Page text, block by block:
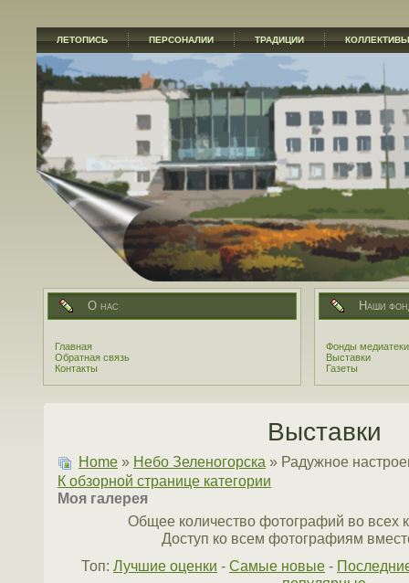
ЛЕТОПИСЬ ПЕРСОНАЛИИ ТРАДИЦИИ КОЛЛЕКТИВЫ
О нас
Главная
Обратная связь
Контакты
Наши
Фонды медиатеки
Выставки
Газеты
Выставки
Home » Небо Зеленогорска » Радужное
К обзорной странице категории
Моя галерея
Общее количество фотографий во всех
Доступ ко всем фотографиям
Топ: Лучшие оценки - Самые новые -